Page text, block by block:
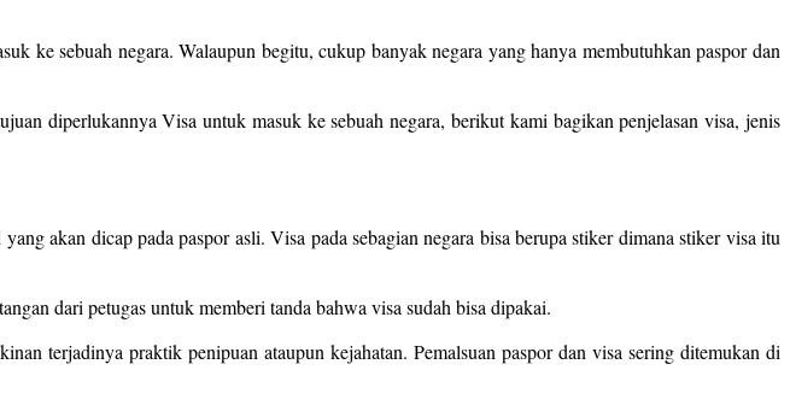
ke sebuah negara. Walaupun begitu, cukup banyak negara yang hanya membutuhkan paspor dan
diperlukannya Visa untuk masuk ke sebuah negara, berikut kami bagikan penjelasan visa, jenis
akan dicap pada paspor asli. Visa pada sebagian negara bisa berupa stiker dimana stiker visa itu
dari petugas untuk memberi tanda bahwa visa sudah bisa dipakai.
terjadinya praktik penipuan ataupun kejahatan. Pemalsuan paspor dan visa sering ditemukan di